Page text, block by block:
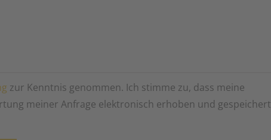
zur Kenntnis genommen. Ich stimme zu, dass meine
meiner Anfrage elektronisch erhoben und gespeichert